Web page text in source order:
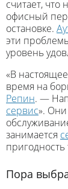
считает,
офисный
остановке.
эти
уровень
«В
время на
Репин. —
сервис». Они
занимается
Пора